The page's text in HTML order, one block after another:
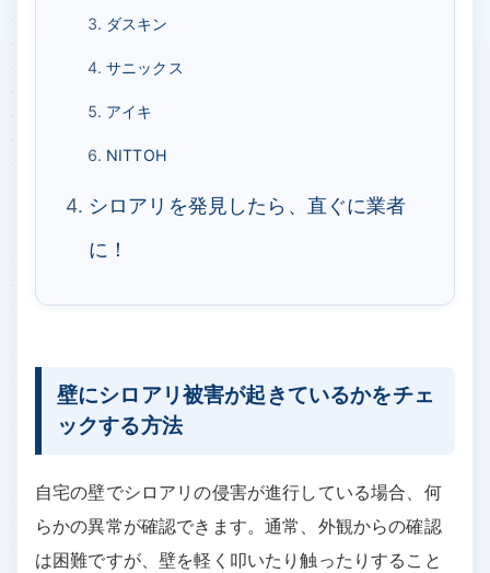
ダスキン
サニックス
アイキ
NITTOH
シロアリを発見したら、直ぐに業者
に！
壁にシロアリ被害が起きているかをチェ
ックする方法
自宅の壁でシロアリの侵害が進行している場合、何
らかの異常が確認できます。通常、外観からの確認
は困難ですが、壁を軽く叩いたり触ったりすること